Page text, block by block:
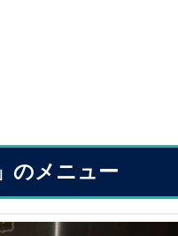
のメニュー